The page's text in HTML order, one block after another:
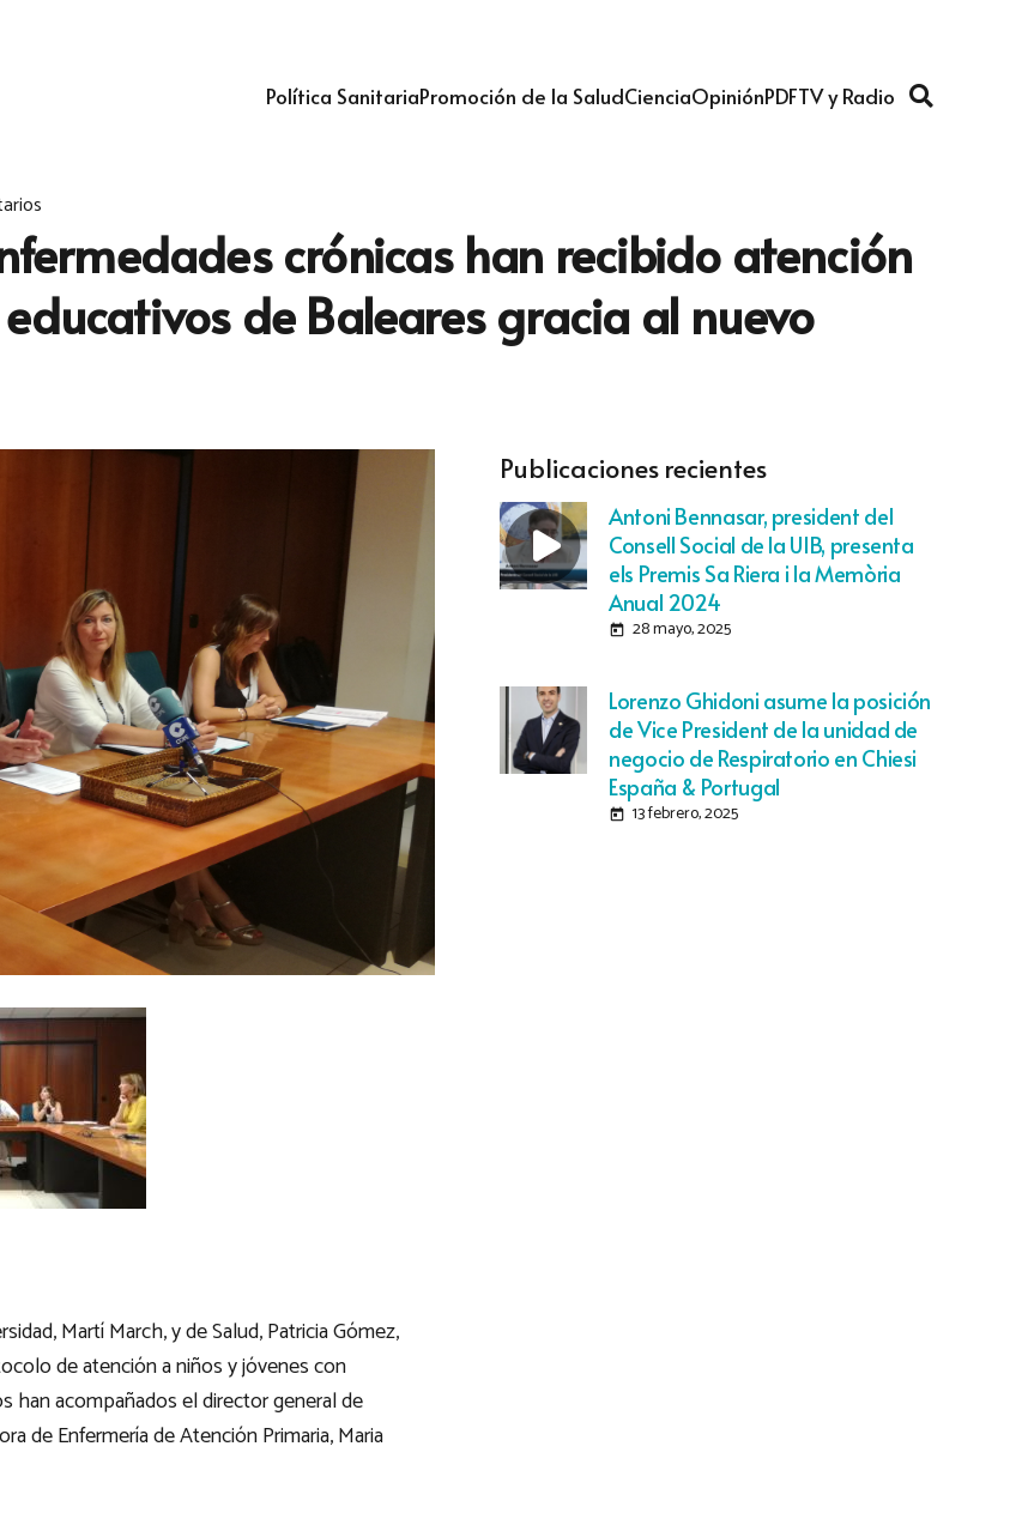
Política SanitariaPromoción de la SaludCienciaOpiniónPDFTV y Radio
crónicas han recibido atención
de Baleares gracia al nuevo
Martí March, y de Salud, Patricia Gómez,
de atención a niños y jóvenes con
han acompañados el director general de
de Enfermería de Atención Primaria, Maria
Publicaciones recientes
Antoni Bennasar, president del
Consell Social de la UIB, presenta
els Premis Sa Riera i la Memòria
Anual 2024
today 28 mayo, 2025
Lorenzo Ghidoni asume la posición
de Vice President de la unidad de
negocio de Respiratorio en Chiesi
España & Portugal
today 13 febrero, 2025